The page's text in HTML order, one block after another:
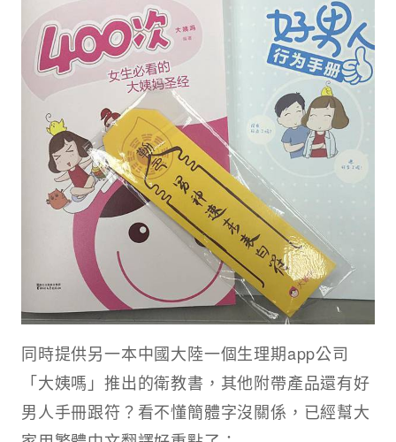
同時提供另一本中國大陸一個生理期app公司
「大姨嗎」推出的衛教書，其他附帶產品還有好
男人手冊跟符？看不懂簡體字沒關係，已經幫大